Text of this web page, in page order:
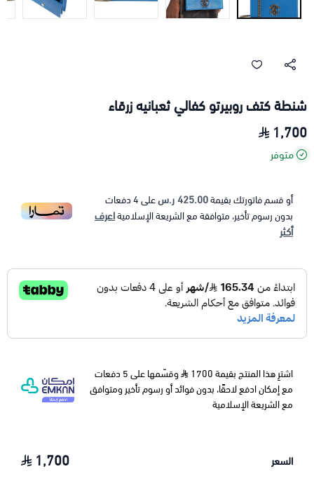
شنطة كتف روبيرتو كفالي ثعبانيه زرقاء
1,700
متوفر
أو قسم فاتورتك بقيمة425.00 ر.س على4دفعات
بدون رسوم تأخير، متوافقة مع الشريعة الإسلاميةاعرف
أكثر
اشترِ هذا المنتج بقيمة 1700
وقسّمها على 5 دفعات
مع إمكان ادفع لاحقًا، بدون فوائد أو رسوم تأخير ومتوافق
مع الشريعة الإسلامية
السعر 1,700